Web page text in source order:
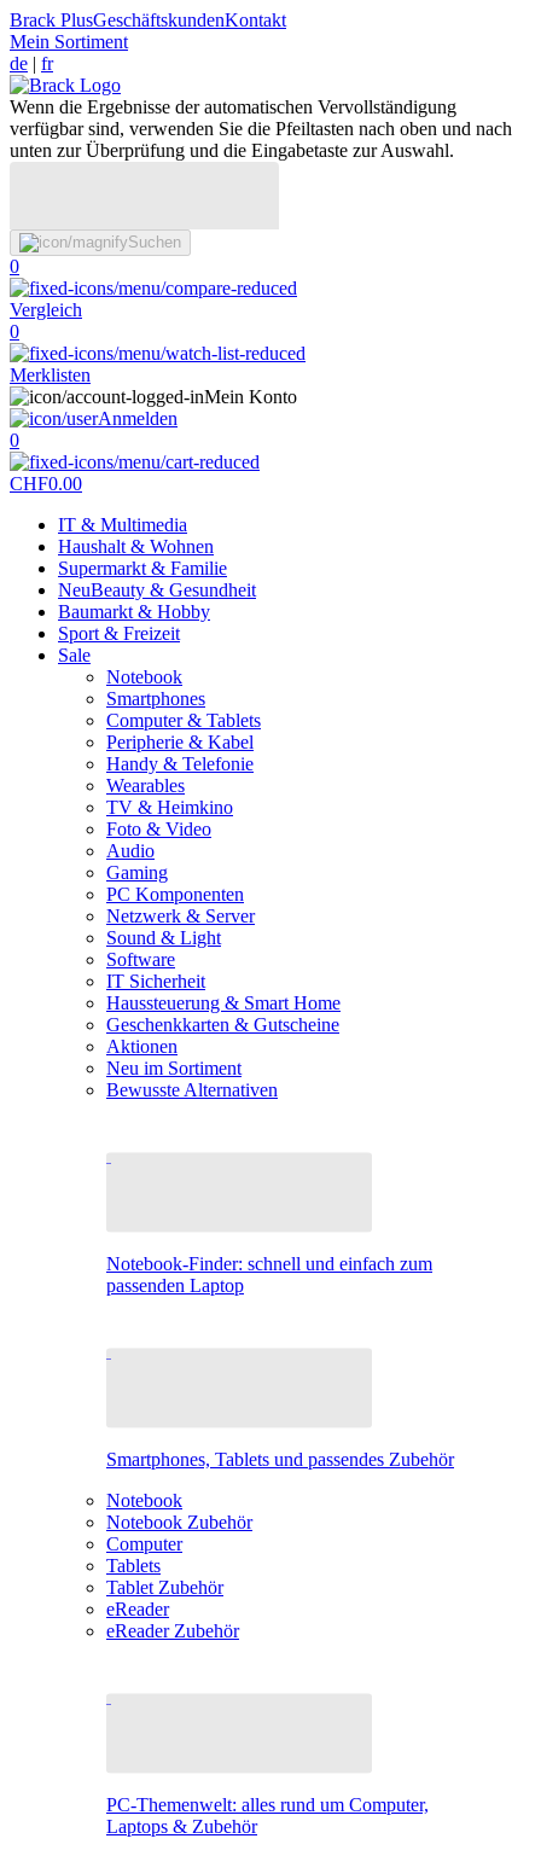
Brack PlusGeschäftskundenKontakt
Mein Sortiment
de | fr
Wenn die Ergebnisse der automatischen Vervollständigung
verfügbar sind, verwenden Sie die Pfeiltasten nach oben und nach
unten zur Überprüfung und die Eingabetaste zur Auswahl.
Suchen
0
Vergleich
0
Merklisten
Mein Konto
Anmelden
0
CHF0.00
IT & Multimedia
Haushalt & Wohnen
Supermarkt & Familie
NeuBeauty & Gesundheit
Baumarkt & Hobby
Sport & Freizeit
Sale
Notebook
Smartphones
Computer & Tablets
Peripherie & Kabel
Handy & Telefonie
Wearables
TV & Heimkino
Foto & Video
Audio
Gaming
PC Komponenten
Netzwerk & Server
Sound & Light
Software
IT Sicherheit
Haussteuerung & Smart Home
Geschenkkarten & Gutscheine
Aktionen
Neu im Sortiment
Bewusste Alternativen
Notebook-Finder: schnell und einfach zum
passenden Laptop
Smartphones, Tablets und passendes Zubehör
Notebook
Notebook Zubehör
Computer
Tablets
Tablet Zubehör
eReader
eReader Zubehör
PC-Themenwelt: alles rund um Computer,
Laptops & Zubehör